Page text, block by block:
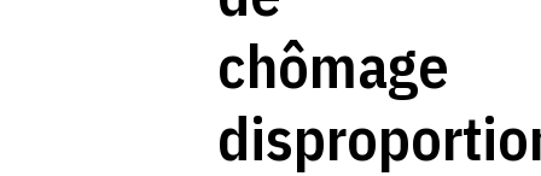
chômage